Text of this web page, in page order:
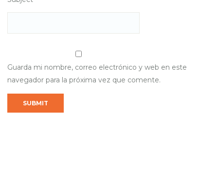
Guarda mi nombre, correo electrónico y web en este
navegador para la próxima vez que comente.